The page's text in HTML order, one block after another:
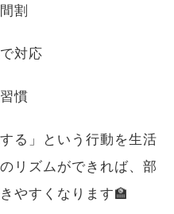
割
対応
慣
る」という行動を生活
リズムができれば、部
やすくなります🏫